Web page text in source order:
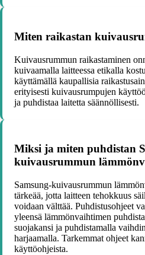
Miten raikastan
Kuivausrummun raikastaminen
kuivaamalla laitteessa etikalla
käyttämällä kaupallisia
erityisesti kuivausrumpujen
ja puhdistaa laitetta säännöllisesti.
Miksi ja miten puhdistan
kuivausrummun
Samsung-kuivausrummun
tärkeää, jotta laitteen tehokkuus
voidaan välttää. Puhdistusohjeet
yleensä lämmönvaihtimen
suojakansi ja puhdistamalla
harjaamalla. Tarkemmat ohjeet
käyttöohjeista.